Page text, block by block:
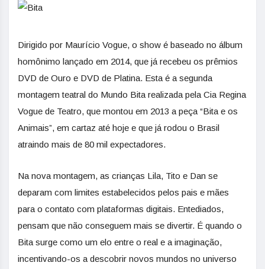
Dirigido por Maurício Vogue, o show é baseado no álbum
homônimo lançado em 2014, que já recebeu os prêmios
DVD de Ouro e DVD de Platina. Esta é a segunda
montagem teatral do Mundo Bita realizada pela Cia Regina
Vogue de Teatro, que montou em 2013 a peça “Bita e os
Animais”, em cartaz até hoje e que já rodou o Brasil
atraindo mais de 80 mil expectadores.
Na nova montagem, as crianças Lila, Tito e Dan se
deparam com limites estabelecidos pelos pais e mães
para o contato com plataformas digitais. Entediados,
pensam que não conseguem mais se divertir. É quando o
Bita surge como um elo entre o real e a imaginação,
incentivando-os a descobrir novos mundos no universo